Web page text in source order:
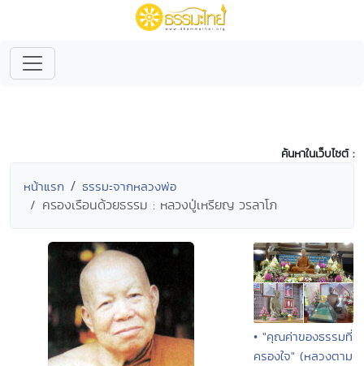
ค้นหาในเว็บไซต์ :
หน้าแรก ธรรมะจากหลวงพ่อ
ครองเรือนด้วยธรรม : หลวงปู่เหรียญ วรลาโภ
• "คุณค่าของธรรมที่
ครองใจ" (หลวงตาม